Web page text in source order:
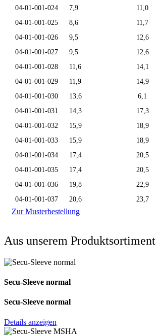
04-01-001-024
7,9 11,0
04-01-001-025
8,6 11,7
04-01-001-026
9,5 12,6
04-01-001-027
9,5 12,6
04-01-001-028
11,6 14,1
04-01-001-029
11,9 14,9
04-01-001-030
13,6 6,1
04-01-001-031
14,3 17,3
04-01-001-032
15,9 18,9
04-01-001-033
15,9 18,9
04-01-001-034
17,4 20,5
04-01-001-035
17,4 20,5
04-01-001-036
19,8 22,9
04-01-001-037
20,6 23,7
Zur Musterbestellung
Aus unserem Produktsortiment
Secu-Sleeve normal
Secu-Sleeve normal
Details anzeigen